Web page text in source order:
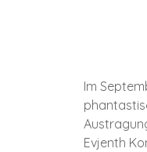
Im
Evjenth